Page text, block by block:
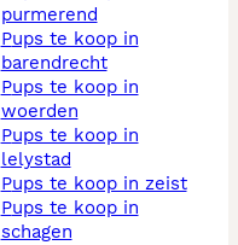
purmerend
pups te koop in
barendrecht
pups te koop in
woerden
pups te koop in
lelystad
pups te koop in zeist
pups te koop in
schagen